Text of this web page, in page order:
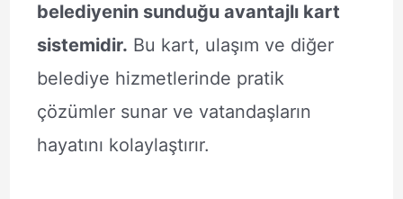
belediyenin sunduğu avantajlı kart
sistemidir. Bu kart, ulaşım ve diğer
belediye hizmetlerinde pratik
çözümler sunar ve vatandaşların
hayatını kolaylaştırır.